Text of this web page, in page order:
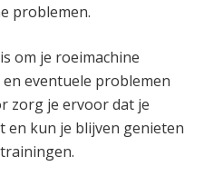
problemen.
om je roeimachine
eventuele problemen
zorg je ervoor dat je
kun je blijven genieten